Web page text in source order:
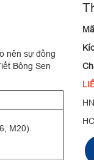
nên sự đồng
Bông Sen
M20).